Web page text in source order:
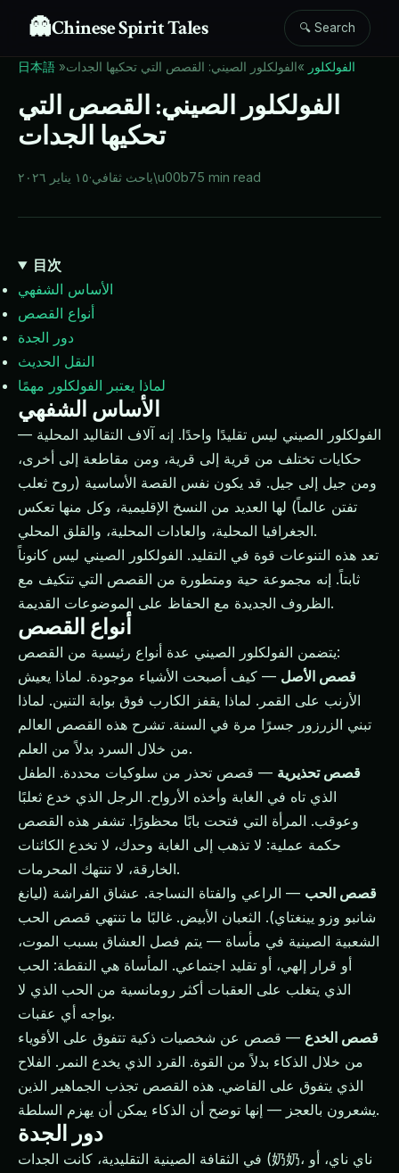
👻Chinese Spirit Tales 🔍 Search
日本語 » الفولكلور »الفولكلور الصيني: القصص التي تحكيها الجدات
الفولكلور الصيني: القصص التي
تحكيها الجدات
١٥ يناير ٢٠٢٦·باحث ثقافي\u00b75 min read
目次
الأساس الشفهي
أنواع القصص
دور الجدة
النقل الحديث
لماذا يعتبر الفولكلور مهمًا
الأساس الشفهي
الفولكلور الصيني ليس تقليدًا واحدًا. إنه آلاف التقاليد المحلية —
حكايات تختلف من قرية إلى قرية، ومن مقاطعة إلى أخرى،
ومن جيل إلى جيل. قد يكون نفس القصة الأساسية (روح ثعلب
تفتن عالماً) لها العديد من النسخ الإقليمية، وكل منها تعكس
الجغرافيا المحلية، والعادات المحلية، والقلق المحلي.
تعد هذه التنوعات قوة في التقليد. الفولكلور الصيني ليس كانوناً
ثابتاً. إنه مجموعة حية ومتطورة من القصص التي تتكيف مع
الظروف الجديدة مع الحفاظ على الموضوعات القديمة.
أنواع القصص
يتضمن الفولكلور الصيني عدة أنواع رئيسية من القصص:
قصص الأصل — كيف أصبحت الأشياء موجودة. لماذا يعيش
الأرنب على القمر. لماذا يقفز الكارب فوق بوابة التنين. لماذا
تبني الزرزور جسرًا مرة في السنة. تشرح هذه القصص العالم
من خلال السرد بدلاً من العلم.
قصص تحذيرية — قصص تحذر من سلوكيات محددة. الطفل
الذي تاه في الغابة وأخذه الأرواح. الرجل الذي خدع ثعلبًا
وعوقب. المرأة التي فتحت بابًا محظورًا. تشفر هذه القصص
حكمة عملية: لا تذهب إلى الغابة وحدك، لا تخدع الكائنات
الخارقة، لا تنتهك المحرمات.
قصص الحب — الراعي والفتاة النساجة. عشاق الفراشة (ليانغ
شانبو وزو يينغتاي). الثعبان الأبيض. غالبًا ما تنتهي قصص الحب
الشعبية الصينية في مأساة — يتم فصل العشاق بسبب الموت،
أو قرار إلهي، أو تقليد اجتماعي. المأساة هي النقطة: الحب
الذي يتغلب على العقبات أكثر رومانسية من الحب الذي لا
يواجه أي عقبات.
قصص الخدع — قصص عن شخصيات ذكية تتفوق على الأقوياء
من خلال الذكاء بدلاً من القوة. القرد الذي يخدع النمر. الفلاح
الذي يتفوق على القاضي. هذه القصص تجذب الجماهير الذين
يشعرون بالعجز — إنها توضح أن الذكاء يمكن أن يهزم السلطة.
دور الجدة
في الثقافة الصينية التقليدية، كانت الجدات (奶奶، ناي ناي، أو